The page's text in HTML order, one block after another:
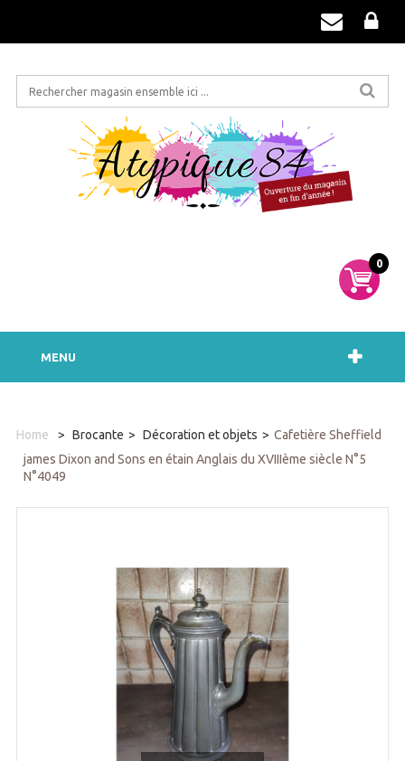
0
MENU
Home > Brocante > Décoration et objets > Cafetière Sheffield
james Dixon and Sons en étain Anglais du XVIIIème siècle N°5
N°4049